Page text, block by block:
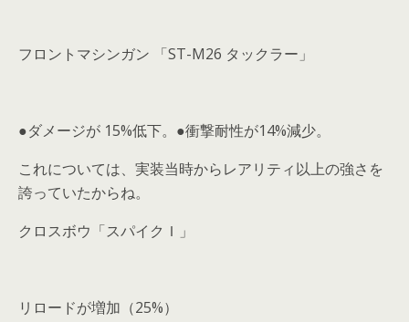
フロントマシンガン 「ST-M26 タックラー」
●ダメージが 15%低下。●衝撃耐性が14%減少。
これについては、実装当時からレアリティ以上の強さを
誇っていたからね。
クロスボウ「スパイクＩ」
リロードが増加（25%）